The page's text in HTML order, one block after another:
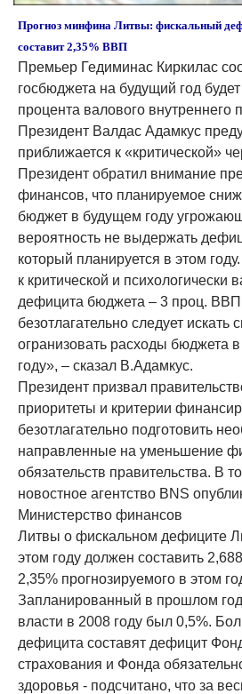
Прогноз минфина Литвы: фискальный
составит 2,35% ВВП
Премьер Гедиминас Киркилас
госбюджета на будущий год
процента валового внутреннего
Президент Валдас Адамкус
приближается к «критической»
Президент обратил внимание
финансов, что планируемое
бюджет в будущем году
вероятность не выдержать
который планируется в этом
к критической и психологически
дефицита бюджета – 3 проц.
безотлагательно следует искать
огранизовать расходы бюджета
году», – сказал В.Адамкус.
Президент призвал
приоритеты и критерии
безотлагательно подготовить
направленные на уменьшение
обязательств правительства. В
новостное агентство BNS
Министерство финансов
Литвы о фискальном дефиците
этом году должен составить
2,35% прогнозируемого в этом
Запланированный в прошлом
власти в 2008 году был 0,5%.
дефицита составят дефицит
страхования и Фонда
здоровья - подсчитано, что за